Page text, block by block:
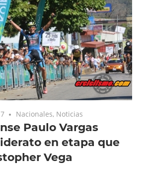
Nacionales, Noticias
Paulo Vargas
en etapa que
Vega